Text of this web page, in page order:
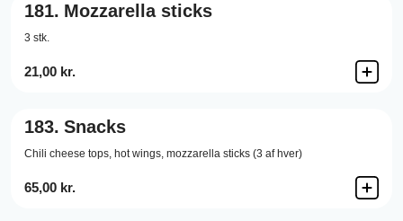
181. Mozzarella sticks
3 stk.
21,00 kr.
183. Snacks
Chili cheese tops, hot wings, mozzarella sticks (3 af hver)
65,00 kr.